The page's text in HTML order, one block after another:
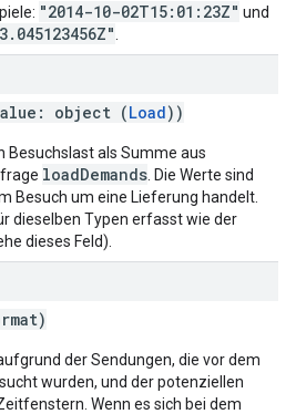
"2014-10-02T15:01:23Z" und
object (Load))
Besuchslast als Summe aus
loadDemands . Die Werte sind
Besuch um eine Lieferung handelt.
dieselben Typen erfasst wie der
dieses Feld).
der Sendungen, die vor dem
wurden, und der potenziellen
Wenn es sich bei dem